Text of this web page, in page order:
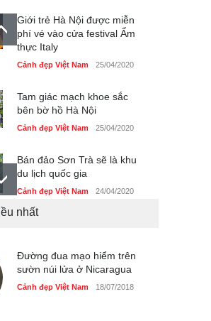
Giới trẻ Hà Nội được miễn
phí vé vào cửa festival Ẩm
thực Italy
Cảnh đẹp Việt Nam 25/04/2020
Tam giác mạch khoe sắc
bên bờ hồ Hà Nội
Cảnh đẹp Việt Nam 25/04/2020
Bán đảo Sơn Trà sẽ là khu
du lịch quốc gia
Cảnh đẹp Việt Nam 24/04/2020
Cảnh đẹp Việt Nam 25/04/2020
Nhiều hoạt động tôn vinh
nhất
Đường đua mạo hiểm trên
sườn núi lửa ở Nicaragua
Cảnh đẹp Việt Nam 18/07/2018